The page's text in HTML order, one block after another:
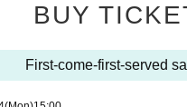
yourself. We are not responsible for
etc. are all prohibited.
areas, etc. ・ Foremost
BUY
First-come-first-served